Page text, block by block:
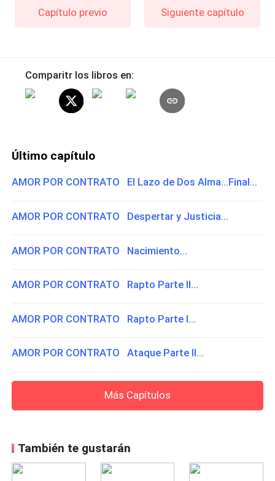
Capítulo previo Siguiente capítulo
Comparitr los libros en:
Último capítulo
AMOR POR CONTRATO El Lazo de Dos Alma...Final...
AMOR POR CONTRATO Despertar y Justicia...
AMOR POR CONTRATO Nacimiento...
AMOR POR CONTRATO Rapto Parte II...
AMOR POR CONTRATO Rapto Parte I...
AMOR POR CONTRATO Ataque Parte II...
Más Capítulos
También te gustarán